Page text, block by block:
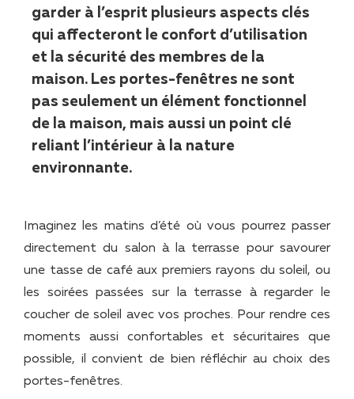
garder à l’esprit plusieurs aspects clés
qui affecteront le confort d’utilisation
et la sécurité des membres de la
maison. Les portes-fenêtres ne sont
pas seulement un élément fonctionnel
de la maison, mais aussi un point clé
reliant l’intérieur à la nature
environnante.
Imaginez les matins d’été où vous pourrez passer
directement du salon à la terrasse pour savourer
une tasse de café aux premiers rayons du soleil, ou
les soirées passées sur la terrasse à regarder le
coucher de soleil avec vos proches. Pour rendre ces
moments aussi confortables et sécuritaires que
possible, il convient de bien réfléchir au choix des
portes-fenêtres.